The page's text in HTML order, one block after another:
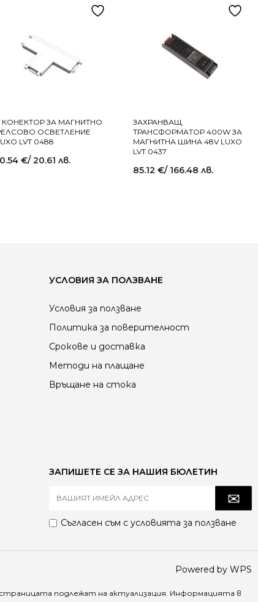
КОНЕКТОР ЗА МАГНИТНО
ОСВЕТЛЕНИЕ
LVT 0488
€/ 20.61 лв.
ЗАХРАНВАЩ
ТРАНСФОРМАТОР 400W ЗА
МАГНИТНА ШИНА 48V LUXO
LVT 0437
85.12 €/ 166.48 лв.
УСЛОВИЯ ЗА ПОЛЗВАНЕ
Условия за ползване
Политика за поверителност
Срокове и доставка
Методи на плащане
Връщане на стока
ЗАПИШЕТЕ СЕ ЗА НАШИЯ БЮЛЕТИН
Съгласен съм с условията за ползване
Powered by WPS
страницата подлежат на актуализация. Информацията в